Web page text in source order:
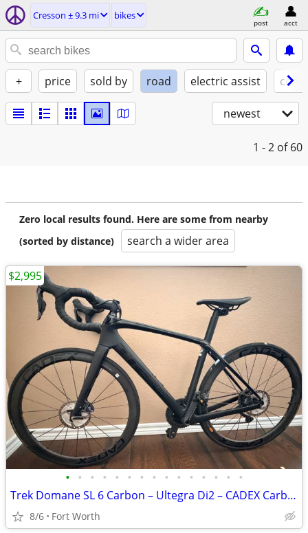
Cresson ± 9.3 mi bikes
post acct
+ price sold by road electric assist
newest
1 - 2 of 60
Zero local results found. Here are some from nearby
(sorted by distance)
search a wider area
• • • • • • • • • • • • • • •
Trek Domane SL 6 Carbon – Ultegra Di2 – CADEX Carbon Wheelset - Size 52
8/6 Fort Worth
$2,995